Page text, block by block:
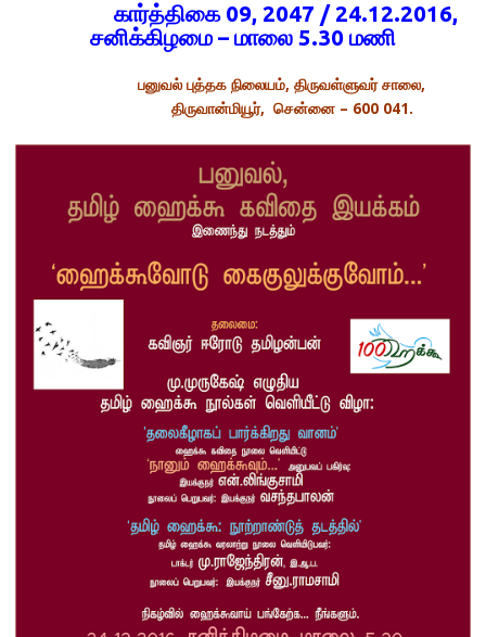
கார்த்திகை 09, 2047 / 24.12.2016,
சனிக்கிழமை – மாலை 5.30 மணி
பனுவல் புத்தக நிலையம், திருவள்ளுவர் சாலை,
திருவான்மியூர், சென்னை – 600 041.